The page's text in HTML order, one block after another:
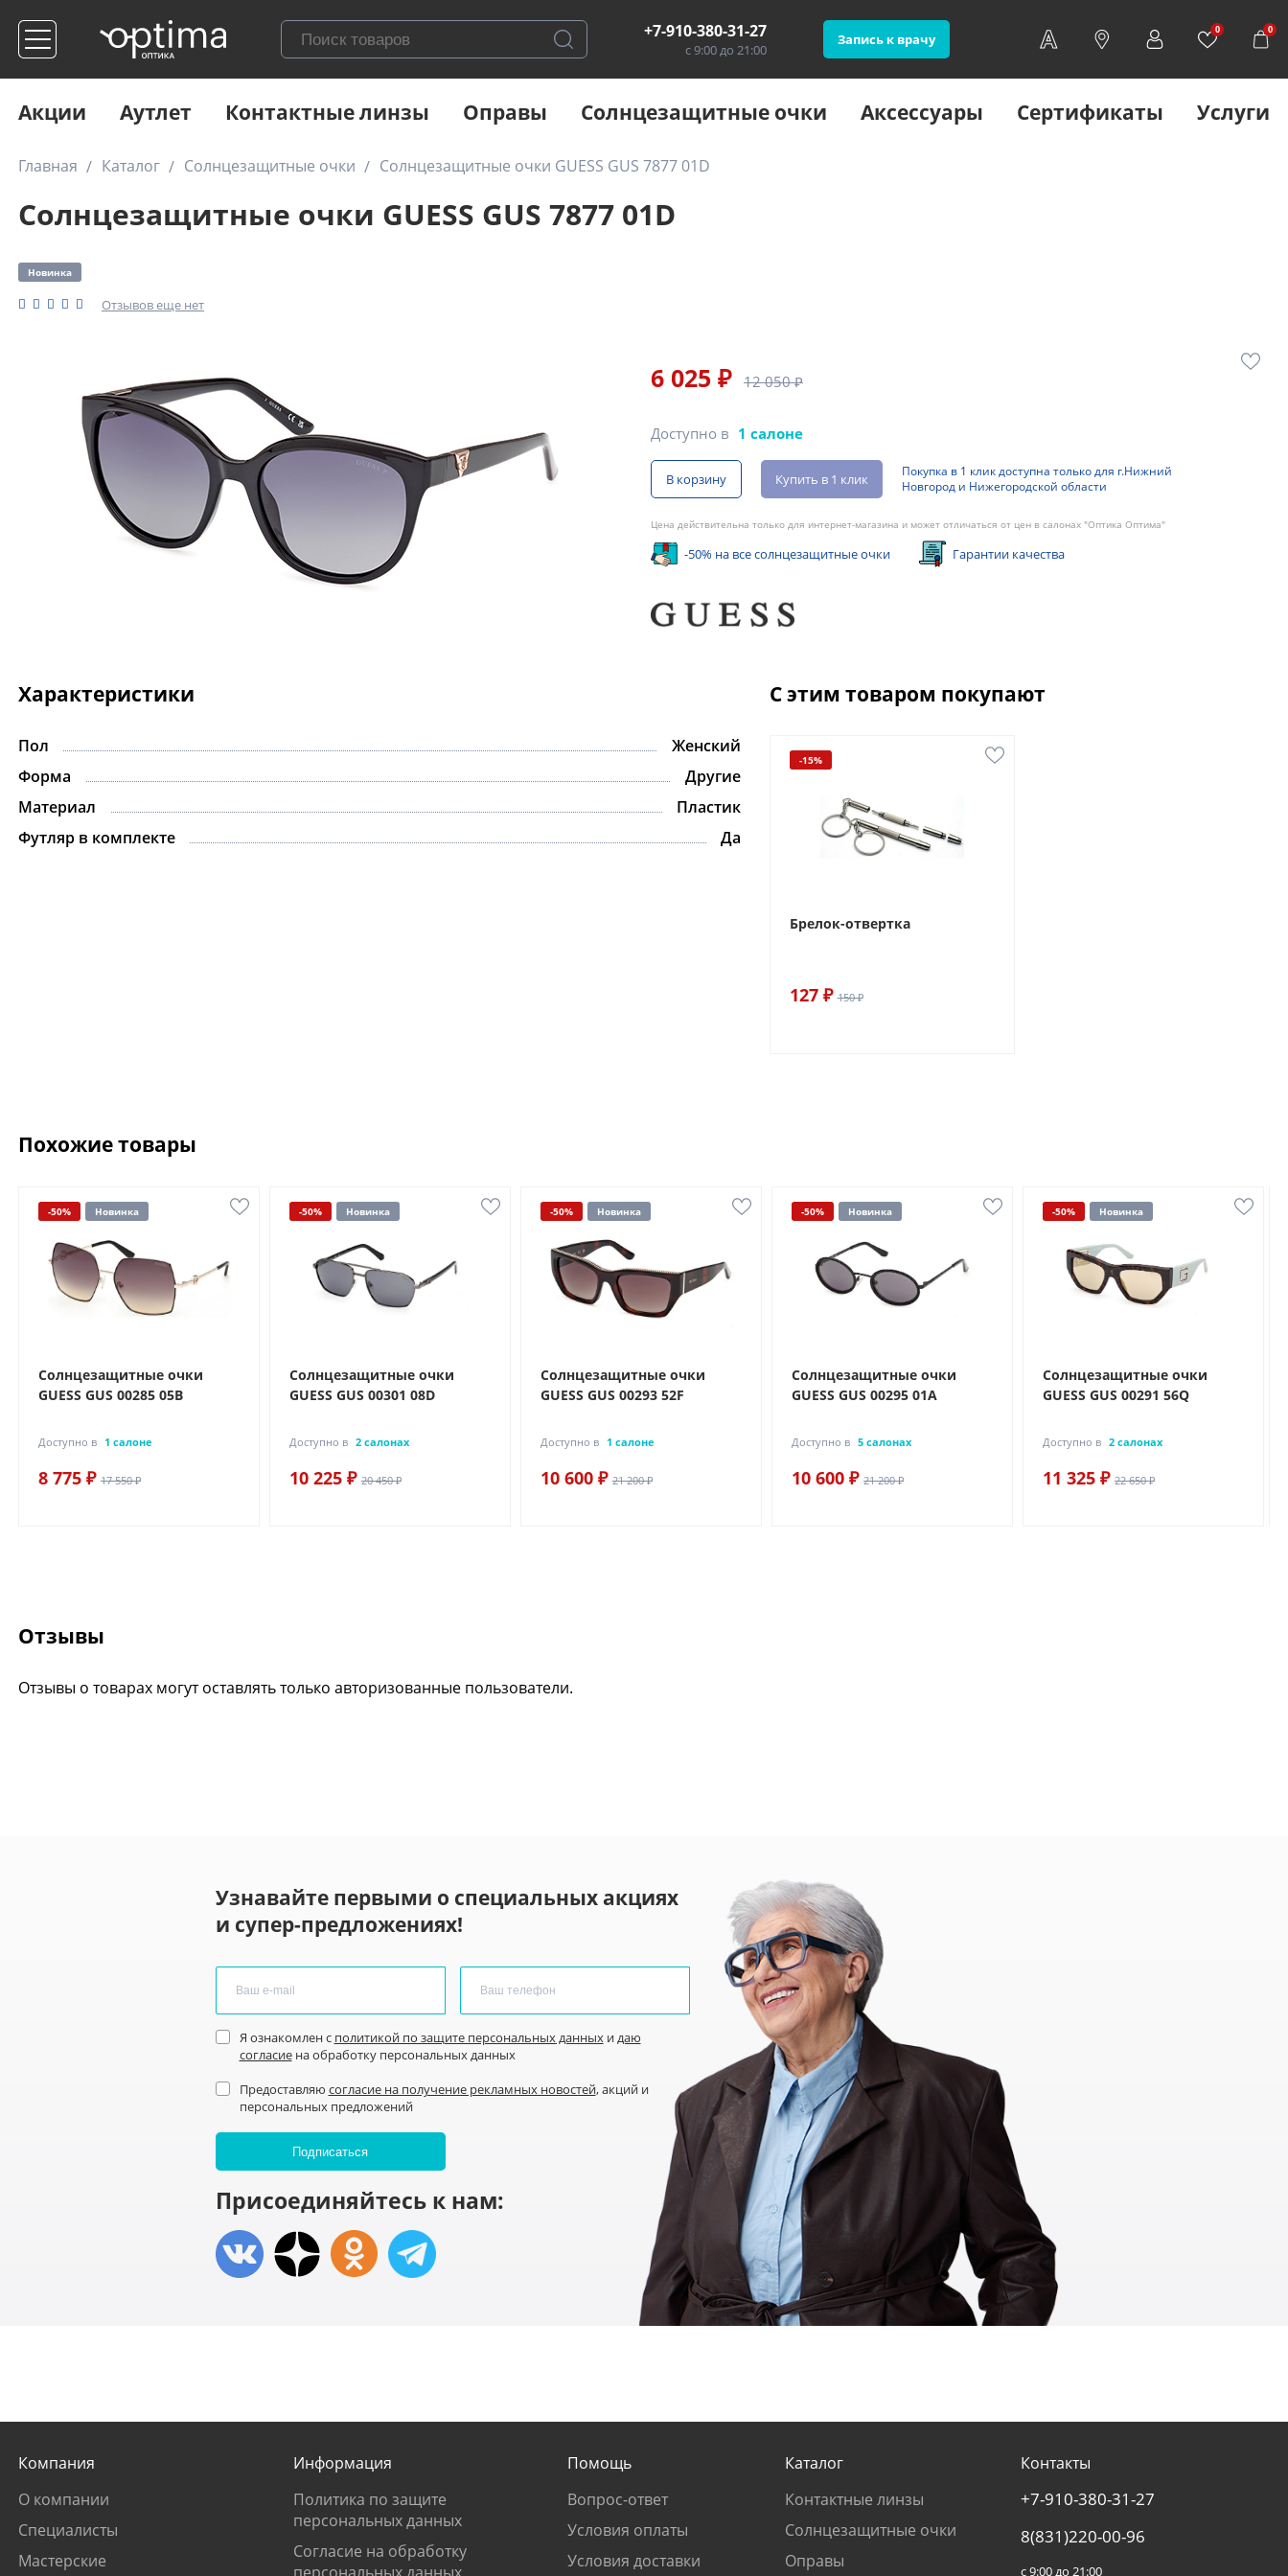
+7-910-380-31-27
с 9:00 до 21:00
Запись к врачу
0 0
Акции Аутлет Контактные линзы Оправы Солнцезащитные очки Аксессуары Сертификаты Услуги
Главная Каталог Солнцезащитные очки Солнцезащитные очки GUESS GUS 7877 01D
Солнцезащитные очки GUESS GUS 7877 01D
Новинка
Отзывов еще нет
6 025 ₽ 12 050 ₽
Доступно в 1 салоне
В корзину Купить в 1 клик
Покупка в 1 клик доступна только для г.Нижний
Новгород и Нижегородской области
Цена действительна только для интернет-магазина и может отличаться от цен в салонах "Оптика Оптима"
-50% на все солнцезащитные очки Гарантии качества
Характеристики
Пол
Женский
Форма
Другие
Материал
Пластик
Футляр в комплекте
Да
С этим товаром покупают
-15%
Брелок-отвертка
127 ₽ 150 ₽
Похожие товары
-50% Новинка
Солнцезащитные очки
GUESS GUS 00285 05B
Доступно в 1 салоне
8 775 ₽ 17 550 ₽
-50% Новинка
Солнцезащитные очки
GUESS GUS 00301 08D
Доступно в 2 салонах
10 225 ₽ 20 450 ₽
-50% Новинка
Солнцезащитные очки
GUESS GUS 00293 52F
Доступно в 1 салоне
10 600 ₽ 21 200 ₽
-50% Новинка
Солнцезащитные очки
GUESS GUS 00295 01A
Доступно в 5 салонах
10 600 ₽ 21 200 ₽
-50% Новинка
Солнцезащитные очки
GUESS GUS 00291 56Q
Доступно в 2 салонах
11 325 ₽ 22 650 ₽
Отзывы
Отзывы о товарах могут оставлять только авторизованные пользователи.
Узнавайте первыми о специальных акциях
и супер-предложениях!
Я ознакомлен с политикой по защите персональных данныхи даю
согласиена обработку персональных данных
Предоставляю согласие на получение рекламных новостей, акций и
персональных предложений
Присоединяйтесь к нам:
Компания
О компании
Специалисты
Мастерские
Информация
Политика по защите
персональных данных
Согласие на обработку
Помощь
Вопрос-ответ
Условия оплаты
Условия доставки
Каталог
Контактные линзы
Солнцезащитные очки
Оправы
Контакты
+7-910-380-31-27
8(831)220-00-96
с 9:00 до 21:00